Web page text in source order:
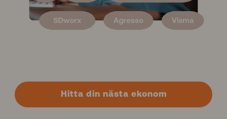
Hitta din nästa ekonom